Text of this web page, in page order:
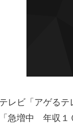
レビ「アゲる
急増中 年収１